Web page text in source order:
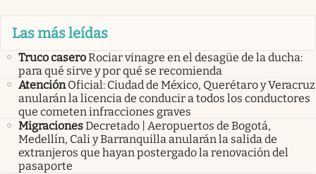
Las más leídas
Truco caseroRociar vinagre en el desagüe de la ducha:
para qué sirve y por qué se recomienda
Atención Oficial: Ciudad de México, Querétaro y Veracruz
anularán la licencia de conducir a todos los conductores
que cometen infracciones graves
MigracionesDecretado | Aeropuertos de Bogotá,
Medellín, Cali y Barranquilla anularán la salida de
extranjeros que hayan postergado la renovación del
pasaporte